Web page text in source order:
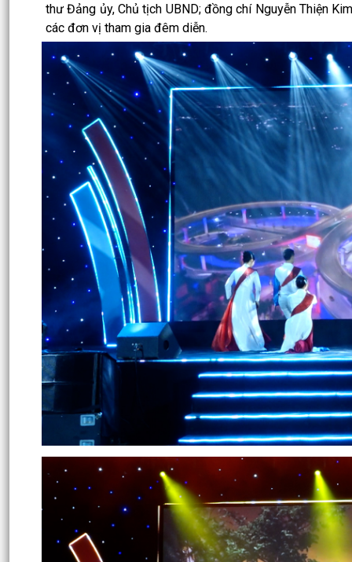
thư Đảng ủy, Chủ tịch UBND; đồng chí Nguyễn Thiện
các đơn vị tham gia đêm diễn.